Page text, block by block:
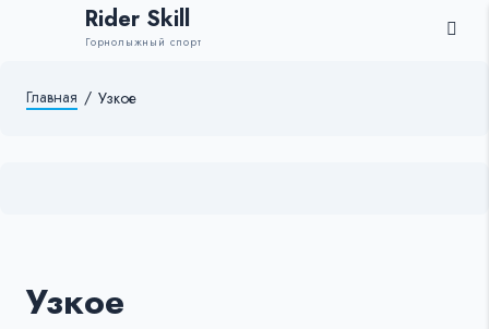
Rider Skill
Горнолыжный спорт
Главная / Узкое
Узкое